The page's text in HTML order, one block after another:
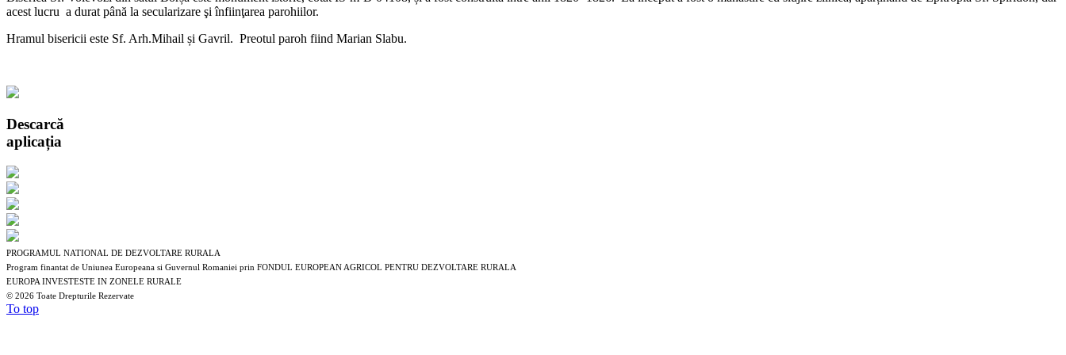
acest lucru a durat până la secularizare şi înfiinţarea parohiilor.
Hramul bisericii este Sf. Arh.Mihail și Gavril. Preotul paroh fiind Marian Slabu.
Descarcă
aplicația
PROGRAMUL NATIONAL DE DEZVOLTARE RURALA
Program finantat de Uniunea Europeana si Guvernul Romaniei prin FONDUL EUROPEAN AGRICOL PENTRU DEZVOLTARE RURALA
EUROPA INVESTESTE IN ZONELE RURALE
© 2026 Toate Drepturile Rezervate
To top